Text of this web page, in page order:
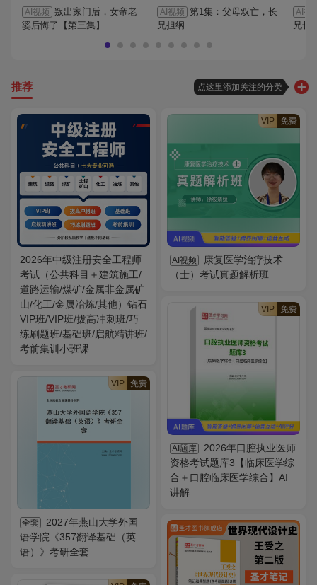
AI视频 叛出家门后，女帝老
婆后悔了【第三集】
AI视频
第1集：父母双亡，长
兄担纲
AI视
兄长
推荐 点这里添加关注的分类
2026年中级注册安全工程师
考试（公共科目＋建筑施工/
道路运输/煤矿/金属非金属矿
山/化工/金属冶炼/其他）钻石
VIP班/VIP班/拔高冲刺班/巧
练刷题班/基础班/启航精讲班/
考前集训小班课
VIP 免费
AI视频
康复医学治疗技术
（士）考试真题解析班
VIP 免费
AI题库
2026年口腔执业医师
资格考试题库3【临床医学综
合＋口腔临床医学综合】AI
讲解
VIP 免费
全套
2027年燕山大学外国
语学院《357翻译基础（英
语）》考研全套